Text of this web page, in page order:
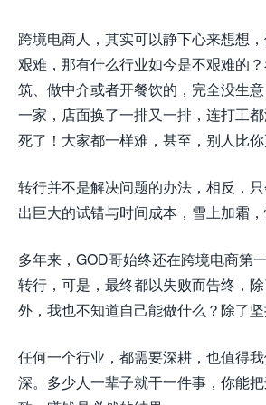
跨境电商人，其实可以静下心来想想
艰难，那有什么行业如今是不艰难的
筑、做中介或者开餐饮的，完全没生
一家，店面换了一排又一排，连打工
死了！大家都一样难，甚至，别人比你
转行并不是解决问题的办法，相反，只
出巨大的试错与时间成本，雪上加霜，
多年来，GOD哥始终还在跨境电商第
转行，可是，最终都以失败而告终，
外，我也不知道自己能做什么？除了坚
任何一个行业，都需要深耕，也值得
深。多少人一辈子就干一件事，你能